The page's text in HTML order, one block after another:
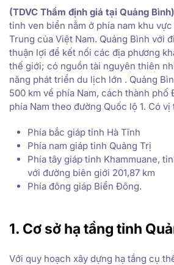
(TDVC Thẩm định giá tại Quảng Bình)
tỉnh ven biển nằm ở phía nam khu
Trung của Việt Nam. Quảng Bình với
thuận lợi để kết nối các địa phương
thế giới; có nguồn tài nguyên thiên
năng phát triển du lịch lớn . Quảng
500 km về phía Nam, cách thành phố
phía Nam theo đường Quốc lộ 1. Có vị
Phía bắc giáp tỉnh Hà Tĩnh
Phía nam giáp tỉnh Quảng Trị
Phía tây giáp tỉnh Khammuane,
với đường biên giới 201,87 km
Phía đông giáp Biển Đông.
1. Cơ sở hạ tầng tỉnh
Với quy hoạch xây dựng hạ tầng cụ